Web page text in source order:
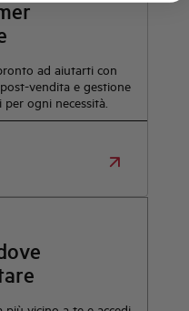
ad aiutarti con
vendita e gestione
ogni necessità.